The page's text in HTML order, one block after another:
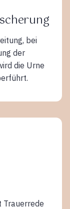
bei
der
die Urne
Trauerrede